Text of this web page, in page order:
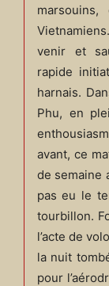
venir et
rapide
harnais.
Phu, en
avant, ce
de semaine
pas eu le
tourbillon.
l’acte de
la nuit
pour